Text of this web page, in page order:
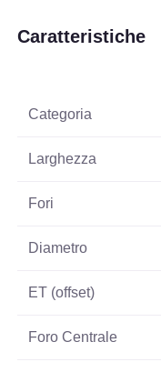
Caratteristiche
Categoria
Larghezza
Fori
Diametro
ET (offset)
Foro Centrale